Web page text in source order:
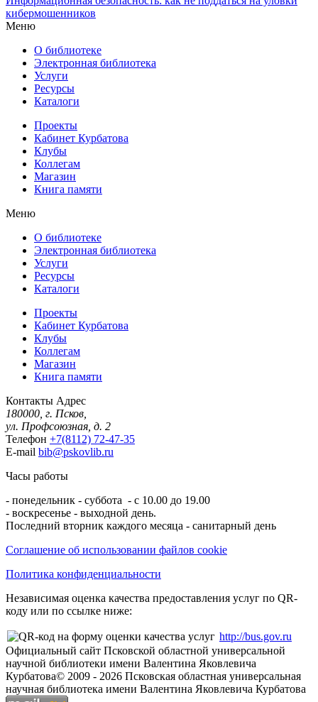
кибермошенников
Меню
О библиотеке
Электронная библиотека
Услуги
Ресурсы
Каталоги
Проекты
Кабинет Курбатова
Клубы
Коллегам
Магазин
Книга памяти
Меню
О библиотеке
Электронная библиотека
Услуги
Ресурсы
Каталоги
Проекты
Кабинет Курбатова
Клубы
Коллегам
Магазин
Книга памяти
Контакты Адрес
180000, г. Псков,
ул. Профсоюзная, д. 2
Телефон +7(8112) 72-47-35
E-mail bib@pskovlib.ru
Часы работы
- понедельник - суббота - с 10.00 до 19.00
- воскресенье - выходной день.
Последний вторник каждого месяца - санитарный день
Соглашение об использовании файлов cookie
Политика конфиденциальности
Независимая оценка качества предоставления услуг по QR-
коду или по ссылке ниже:
http://bus.gov.ru
Официальный сайт Псковской областной универсальной
научной библиотеки имени Валентина Яковлевича
Курбатова© 2009 - 2026 Псковская областная универсальная
научная библиотека имени Валентина Яковлевича Курбатова